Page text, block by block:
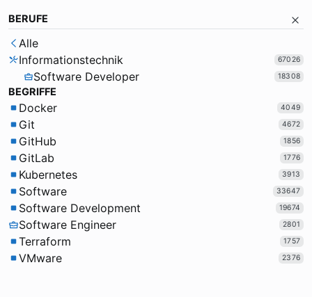
BERUFE
Alle
Informationstechnik
67026
Software Developer 18308
BEGRIFFE
Docker 4049
Git 4672
GitHub 1856
GitLab 1776
Kubernetes 3913
Software 33647
Software Development 19674
Software Engineer 2801
Terraform 1757
VMware 2376